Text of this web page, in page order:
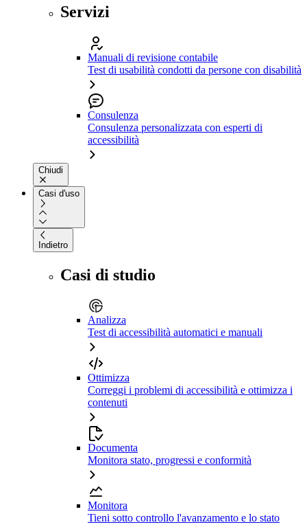
Servizi
Manuali di revisione contabile
Test di usabilità condotti da persone con disabilità
Consulenza
Consulenza personalizzata con esperti di
accessibilità
Chiudi
Casi d'uso
Indietro
Casi di studio
Analizza
Test di accessibilità automatici e manuali
Ottimizza
Correggi i problemi di accessibilità e ottimizza i
contenuti
Documenta
Monitora stato, progressi e conformità
Monitora
Tieni sotto controllo l'avanzamento e lo stato